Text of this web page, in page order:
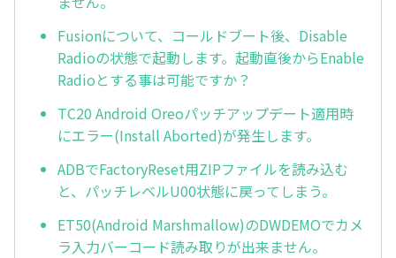
Fusionについて、コールドブート後、Disable
Radioの状態で起動します。起動直後からEnable
Radioとする事は可能ですか？
TC20 Android Oreoパッチアップデート適用時
にエラー(Install Aborted)が発生します。
ADBでFactoryReset用ZIPファイルを読み込む
と、パッチレベルU00状態に戻ってしまう。
ET50(Android Marshmallow)のDWDEMOでカメ
ラ入力バーコード読み取りが出来ません。